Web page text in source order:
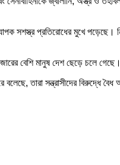
সশস্ত্র প্রতিরোধের মুখে পড়েছে।
বেশি মানুষ দেশ ছেড়ে চলে গেছে।
তারা সন্ত্রাসীদের বিরুদ্ধে বৈধ